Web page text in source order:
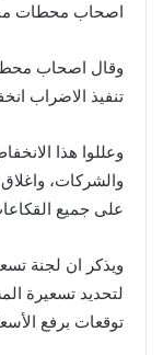
اصحاب محطات
وقال اصحاب
تنفيذ الاضراب
وعللوا هذا
والشركات،
على جميع
ويذكر ان لجنة
لتحديد تسعيرة
توقعات برفع الأسعار